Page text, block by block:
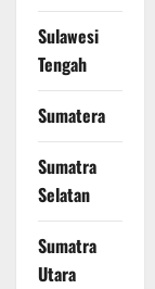
Sulawesi
Tengah
Sumatera
Sumatra
Selatan
Sumatra
Utara